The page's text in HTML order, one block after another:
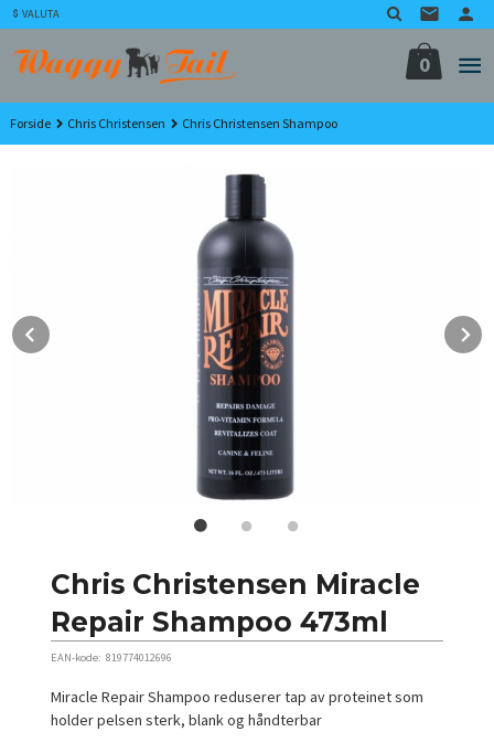
Gå
til
innholdet
VALUTA
0
Forside Chris Christensen Chris Christensen Shampoo
Chris Christensen Miracle
Repair Shampoo 473ml
EAN-kode: 819774012696
Miracle Repair Shampoo reduserer tap av proteinet som
holder pelsen sterk, blank og håndterbar